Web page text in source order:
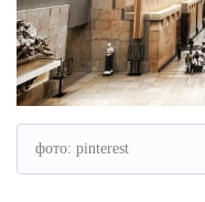
фото: pinterest